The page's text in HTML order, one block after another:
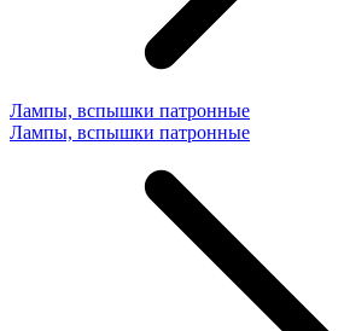
Лампы, вспышки патронные
Лампы, вспышки патронные